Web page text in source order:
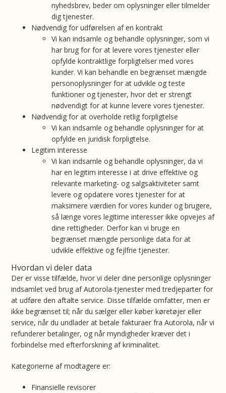
nyhedsbrev, beder om oplysninger eller tilmelder
dig tjenester.
Nødvendig for udførelsen af en kontrakt
Vi kan indsamle og behandle oplysninger, som vi
har brug for for at levere vores tjenester eller
opfylde kontraktlige forpligtelser med vores
kunder. Vi kan behandle en begrænset mængde
personoplysninger for at udvikle og teste
funktioner og tjenester, hvor det er strengt
nødvendigt for at kunne levere vores tjenester.
Nødvendig for at overholde retlig forpligtelse
Vi kan indsamle og behandle oplysninger for at
opfylde en juridisk forpligtelse.
Legitim interesse
Vi kan indsamle og behandle oplysninger, da vi
har en legitim interesse i at drive effektive og
relevante marketing- og salgsaktiviteter samt
levere og opdatere vores tjenester for at
maksimere værdien for vores kunder og brugere,
så længe vores legitime interesser ikke opvejes af
dine rettigheder. Derfor kan vi bruge en
begrænset mængde personlige data for at
udvikle effektive og fejlfrie tjenester.
Hvordan vi deler data
Der er visse tilfælde, hvor vi deler dine personlige oplysninger
indsamlet ved brug af Autorola-tjenester med tredjeparter for
at udføre den aftalte service. Disse tilfælde omfatter, men er
ikke begrænset til; når du sælger eller køber køretøjer eller
service, når du undlader at betale fakturaer fra Autorola, når vi
refunderer betalinger, og når myndigheder kræver det i
forbindelse med efterforskning af kriminalitet.
Kategorierne af modtagere er:
Finansielle revisorer